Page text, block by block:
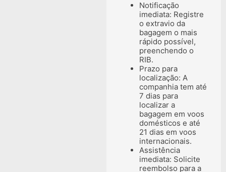
Notificação
imediata: Registre
o extravio da
bagagem o mais
rápido possível,
preenchendo o
RIB.
Prazo para
localização: A
companhia tem até
7 dias para
localizar a
bagagem em voos
domésticos e até
21 dias em voos
internacionais.
Assistência
imediata: Solicite
reembolso para a